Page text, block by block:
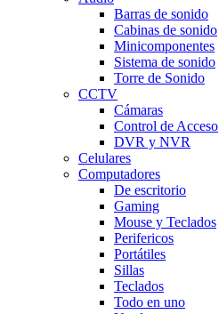
Barras de sonido
Cabinas de sonido
Minicomponentes
Sistema de sonido
Torre de Sonido
CCTV
Cámaras
Control de Acceso
DVR y NVR
Celulares
Computadores
De escritorio
Gaming
Mouse y Teclados
Perifericos
Portátiles
Sillas
Teclados
Todo en uno